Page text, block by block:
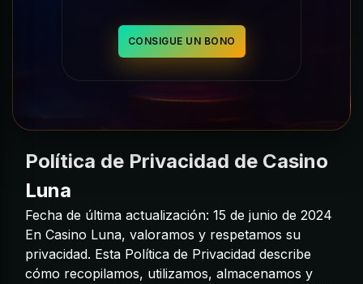
CONSIGUE UN BONO
Política de Privacidad de Casino
Luna
Fecha de última actualización: 15 de junio de 2024
En Casino Luna, valoramos y respetamos su
privacidad. Esta Política de Privacidad describe
cómo recopilamos, utilizamos, almacenamos y